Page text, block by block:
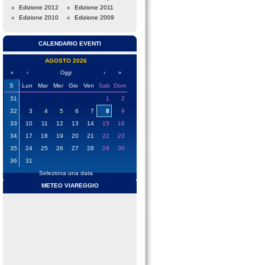
Edizione 2012
Edizione 2011
Edizione 2010
Edizione 2009
CALENDARIO EVENTI
AGOSTO 2026
« ‹ Oggi › »
S Lun Mar Mer Gio Ven Sab Dom
31
1
2
32
3 4 5 6 7 8
9
33
10 11 12 13 14 15
16
34
17 18 19 20 21 22
23
35
24 25 26 27 28 29
30
36
31
Seleziona una data
METEO VIAREGGIO